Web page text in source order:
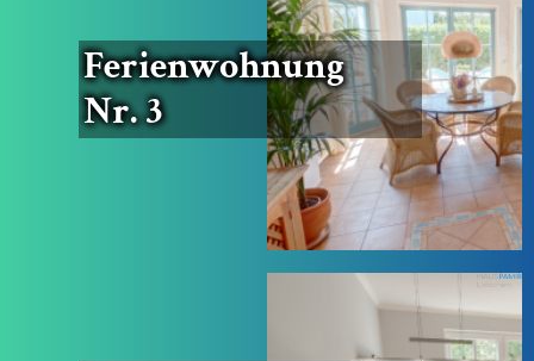
Feri­en­woh­nung
Nr. 3